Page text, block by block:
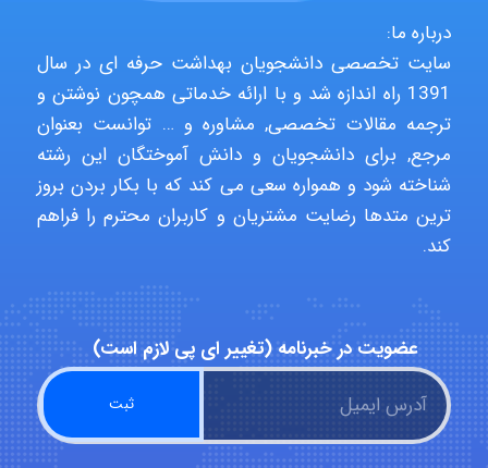
malekf
abolfazlkoshehe
A.balandeh
fatima
درباره ما:
سایت تخصصی دانشجویان بهداشت حرفه ای در سال
1391 راه اندازه شد و با ارائه خدماتی همچون نوشتن و
ترجمه مقالات تخصصی, مشاوره و … توانست بعنوان
مرجع, برای دانشجویان و دانش آموختگان این رشته
شناخته شود و همواره سعی می کند که با بکار بردن بروز
ترین متدها رضایت مشتریان و کاربران محترم را فراهم
کند.
عضویت در خبرنامه (تغییر ای پی لازم است)